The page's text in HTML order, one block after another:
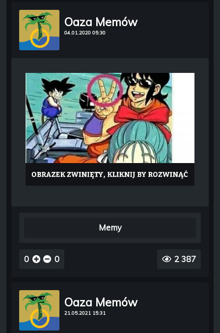
Oaza Memów
04.01.2020 05:30
Memy
0 0 2 387
Oaza Memów
21.05.2021 15:31